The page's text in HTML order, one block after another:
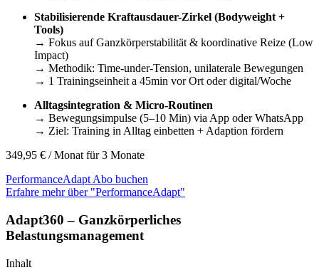
Stabilisierende Kraftausdauer-Zirkel (Bodyweight +
Tools)
→ Fokus auf Ganzkörperstabilität & koordinative Reize (Low
Impact)
→ Methodik: Time-under-Tension, unilaterale Bewegungen
→ 1 Trainingseinheit a 45min vor Ort oder digital/Woche
Alltagsintegration & Micro-Routinen
→ Bewegungsimpulse (5–10 Min) via App oder WhatsApp
→ Ziel: Training in Alltag einbetten + Adaption fördern
349,95 € / Monat für 3 Monate
PerformanceAdapt Abo buchen
Erfahre mehr über "PerformanceAdapt"
Adapt360 – Ganzkörperliches
Belastungsmanagement
Inhalt